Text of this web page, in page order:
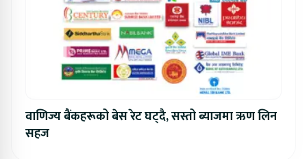
वाणिज्य बैंकहरूको बेस रेट घट्दै, सस्तो ब्याजमा ऋण लिन
सहज